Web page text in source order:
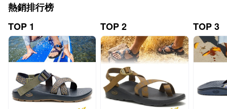
熱銷排行榜
TOP 1
TOP 2 TOP 3